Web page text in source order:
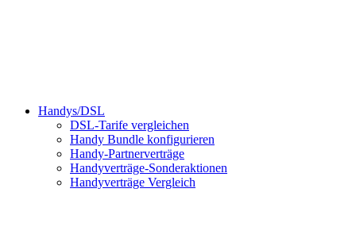
Handys/DSL
DSL-Tarife vergleichen
Handy Bundle konfigurieren
Handy-Partnerverträge
Handyverträge-Sonderaktionen
Handyverträge Vergleich